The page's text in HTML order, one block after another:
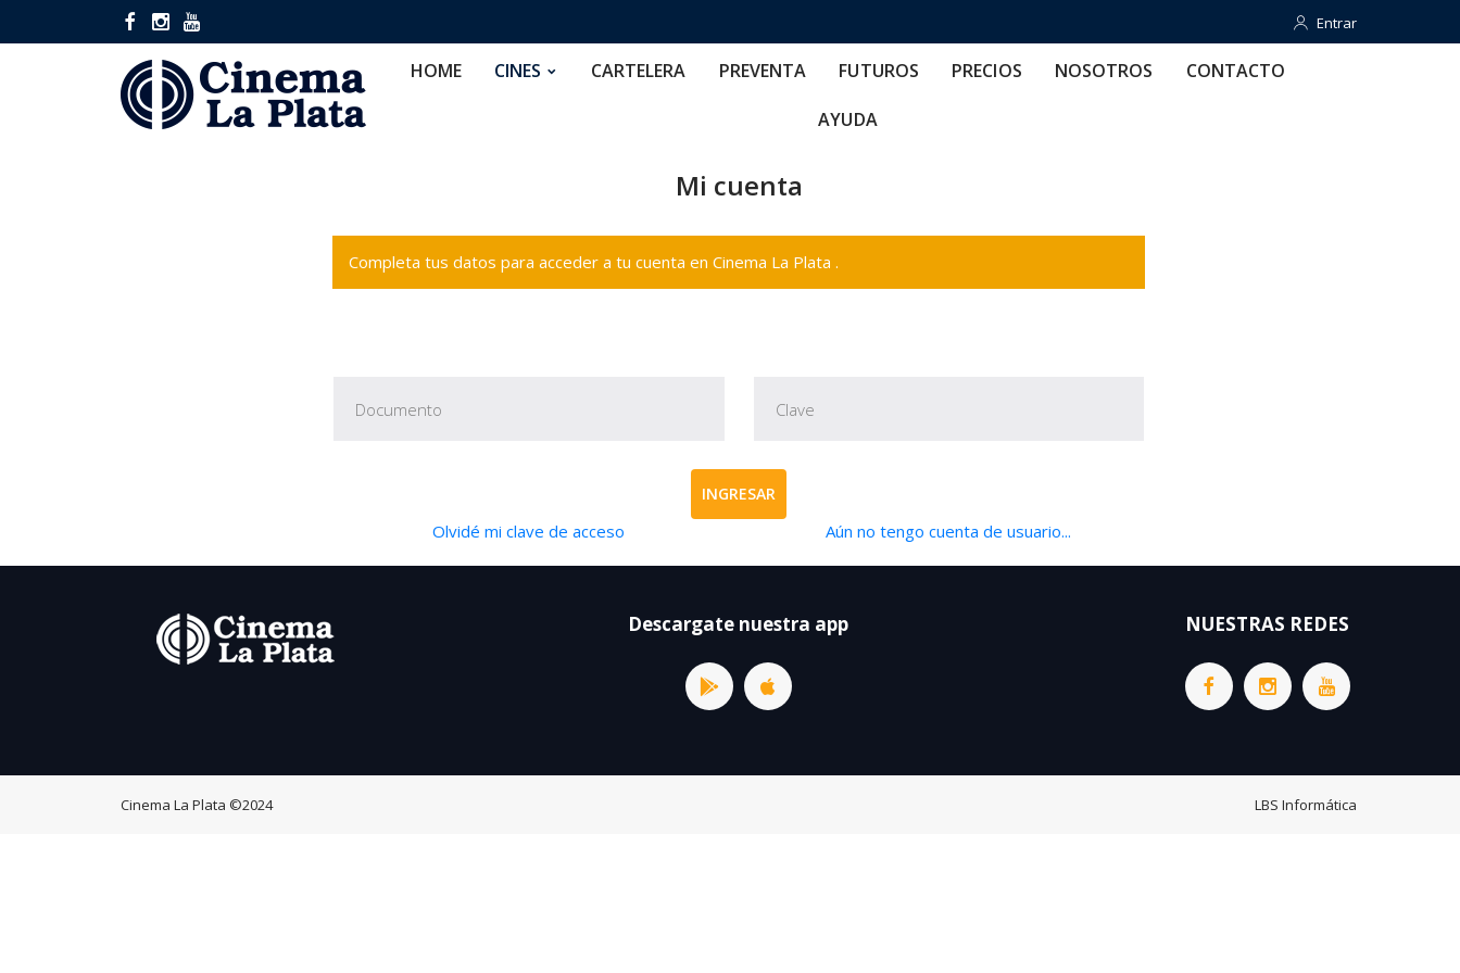
Entrar
Entrar
HOME CINES CARTELERA PREVENTA FUTUROS PRECIOS NOSOTROS CONTACTO
AYUDA
Mi cuenta
Completa tus datos para acceder a tu cuenta en Cinema La Plata .
INGRESAR
Olvidé mi clave de acceso Aún no tengo cuenta de usuario...
Descargate nuestra app NUESTRAS REDES
Cinema La Plata ©2024 LBS Informática